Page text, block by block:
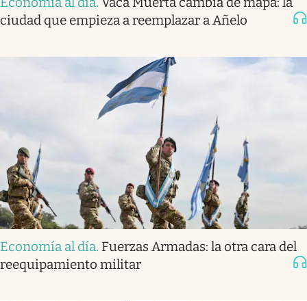
ciudad que empieza a reemplazar a Añelo
Economía al día. Fuerzas Armadas: la otra cara del
reequipamiento militar